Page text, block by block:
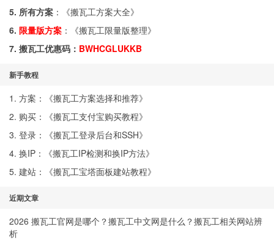
5. 所有方案 ：《搬瓦工方案大全》
6. 限量版方案 ：《搬瓦工限量版整理》
7. 搬瓦工优惠码： BWHCGLUKKB
新手教程
1. 方案：《搬瓦工方案选择和推荐》
2. 购买：《搬瓦工支付宝购买教程》
3. 登录：《搬瓦工登录后台和SSH》
4. 换IP：《搬瓦工IP检测和换IP方法》
5. 建站：《搬瓦工宝塔面板建站教程》
近期文章
2026 搬瓦工官网是哪个？搬瓦工中文网是什么？搬瓦工相关网站辨
析